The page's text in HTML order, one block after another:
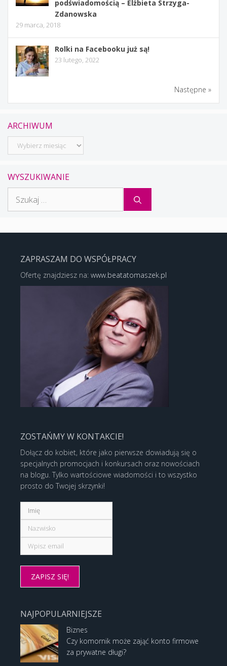
podświadomością – Elżbieta Strzyga-
Zdanowska
29 marca, 2018
Rolki na Facebooku już są!
23 lutego, 2022
Następne »
ARCHIWUM
Archiwum
WYSZUKIWANIE
ZAPRASZAM DO WSPÓŁPRACY
Ofertę znajdziesz na: www.beatatomaszek.pl
ZOSTAŃMY W KONTAKCIE!
Dołącz do kobiet, które jako pierwsze dowiadują się o
specjalnych promocjach i konkursach oraz nowościach
na blogu. Tylko wartościowe wiadomości i to wszystko
prosto do Twojej skrzynki!
NAJPOPULARNIEJSZE
Biznes
Czy komornik może zająć konto firmowe
za prywatne długi?